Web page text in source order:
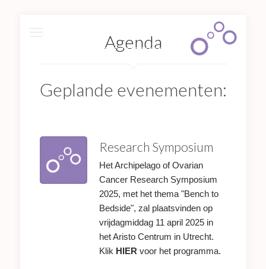
Agenda
Geplande evenementen:
Research Symposium
Het Archipelago of Ovarian
Cancer Research Symposium
2025, met het thema "Bench to
Bedside", zal plaatsvinden op
vrijdagmiddag 11 april 2025 in
het Aristo Centrum in Utrecht.
Klik HIER voor het programma.